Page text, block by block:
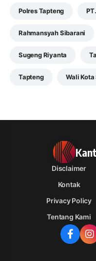
Polres Tapteng
Rahmansyah Sibarani
Sugeng Riyanta
Tapteng Wali
Disclaimer
Kontak
Privacy Policy
Tentang Kami